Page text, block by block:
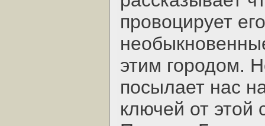
провоцирует
этим городом.
посылает нас
ключей от